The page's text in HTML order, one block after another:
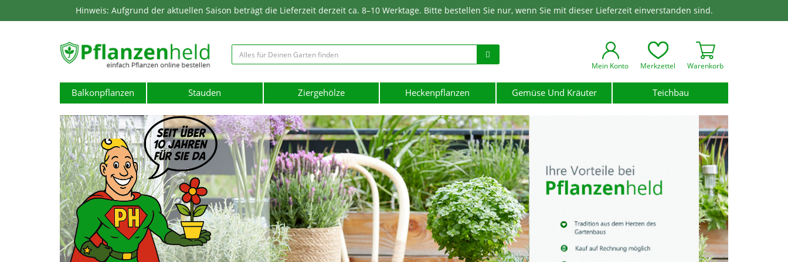
Hinweis: Aufgrund der aktuellen Saison beträgt die Lieferzeit derzeit ca. 8–10 Werktage. Bitte bestellen Sie nur, wenn Sie mit dieser Lieferzeit einverstanden sind.
Mein Konto Merkzettel Warenkorb
Balkonpflanzen Stauden Ziergehölze Heckenpflanzen Gemüse Und Kräuter Teichbau